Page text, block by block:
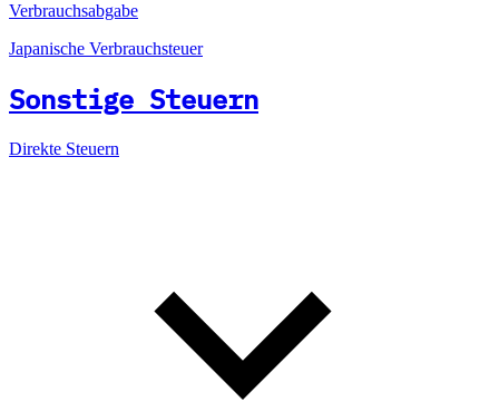
Verbrauchsabgabe
Japanische Verbrauchsteuer
Sonstige Steuern
Direkte Steuern